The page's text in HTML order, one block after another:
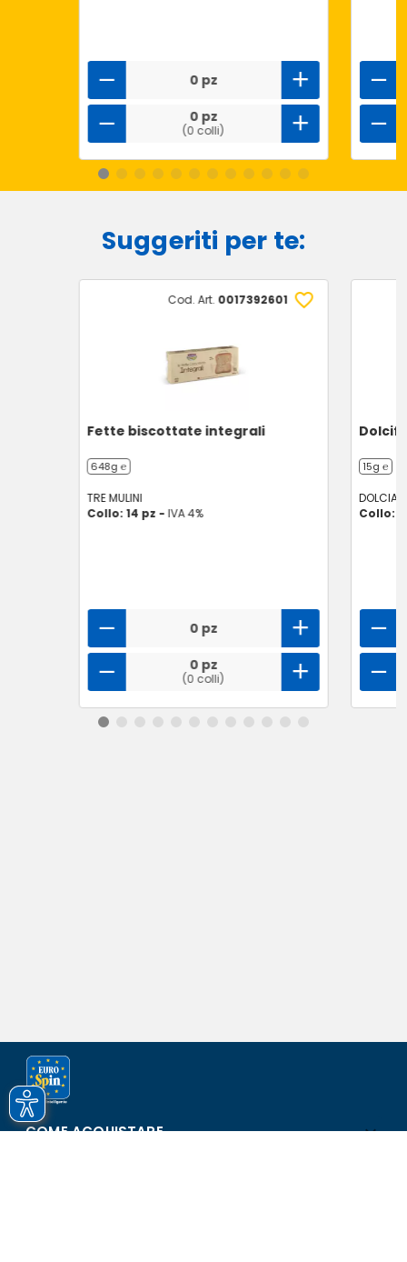
0 pz
0 pz
(0 colli)
Suggeriti per te:
Cod. Art. 0017392601
Fette biscottate integrali
648g ℮
TRE MULINI
Collo: 14 pz - IVA 4%
0 pz
0 pz
(0 colli)
15g ℮
Collo:
COME ACQUISTARE